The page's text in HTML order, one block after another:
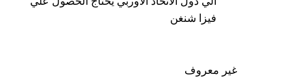
فيزا شنغن
غير معروف